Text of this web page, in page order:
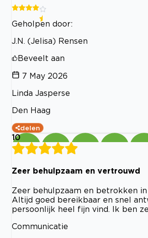
Geholpen door:
J.N. (Jelisa) Rensen
Beveelt aan
7 May 2026
Linda Jasperse
Den Haag
delen
10
Zeer behulpzaam en vertrouwd
Zeer behulpzaam en betrokken in
Altijd goed bereikbaar en snel
persoonlijk heel fijn vind. Ik ben
Communicatie